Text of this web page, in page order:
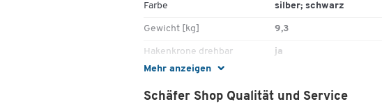
Mehr anzeigen
Farbe silber; schwarz
Gewicht [kg] 9,3
Hakenkrone drehbar ja
Höhe [mm]
Material Haken Stahl,
Schäfer Shop Qualität und Service